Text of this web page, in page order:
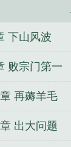
下山风波
败宗门第一
再薅羊毛
出大问题